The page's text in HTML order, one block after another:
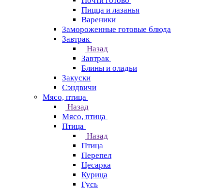
Пицца и лазанья
Вареники
Замороженные готовые блюда
Завтрак
Назад
Завтрак
Блины и оладьи
Закуски
Сэндвичи
Мясо, птица
Назад
Мясо, птица
Птица
Назад
Птица
Перепел
Цесарка
Курица
Гусь